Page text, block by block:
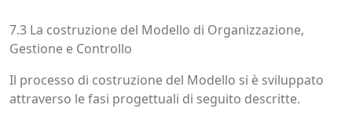
7.3 La costruzione del Modello di Organizzazione,
Gestione e Controllo
Il processo di costruzione del Modello si è sviluppato
attraverso le fasi progettuali di seguito descritte.